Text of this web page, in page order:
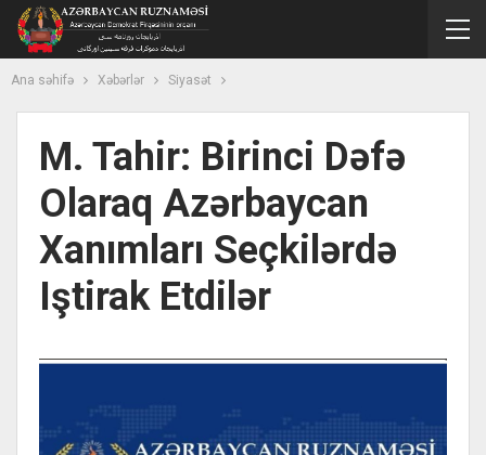
Ana səhifə Xəbərlər Siyasət
M. Tahir: Birinci Dəfə
Olaraq Azərbaycan
Xanımları Seçkilərdə
Iştirak Etdilər